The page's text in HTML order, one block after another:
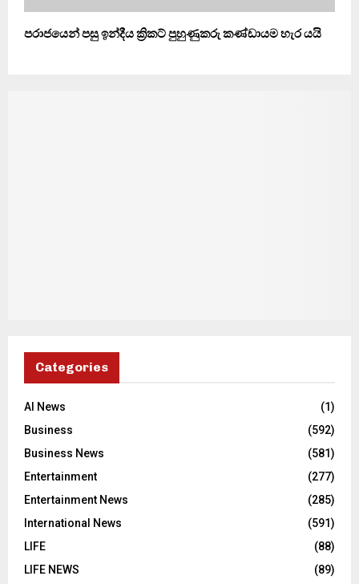
පරාජයෙන් පසු ඉන්දීය ක්‍රිකට් පුහුණුකරු කණ්ඩායම හැර යයි
Categories
AI News
(1)
Business
(592)
Business News
(581)
Entertainment
(277)
Entertainment News
(285)
International News
(591)
LIFE
(88)
LIFE NEWS
(89)